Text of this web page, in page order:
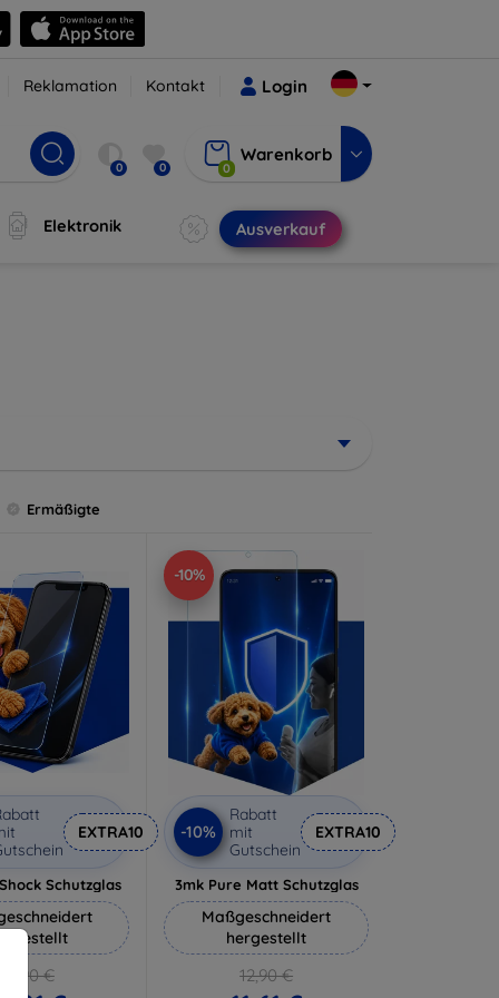
Reklamation Kontakt Login
0 0 0
Warenkorb
Elektronik Ausverkauf
Ermäßigte
EXTRA10
Schutzglas
16,90 €
-10%
-10%
Rabatt
mit
Gutschein
EXTRA10
3mk Pure Matt Schutzglas
Maßgeschneidert
hergestellt
12,90 €